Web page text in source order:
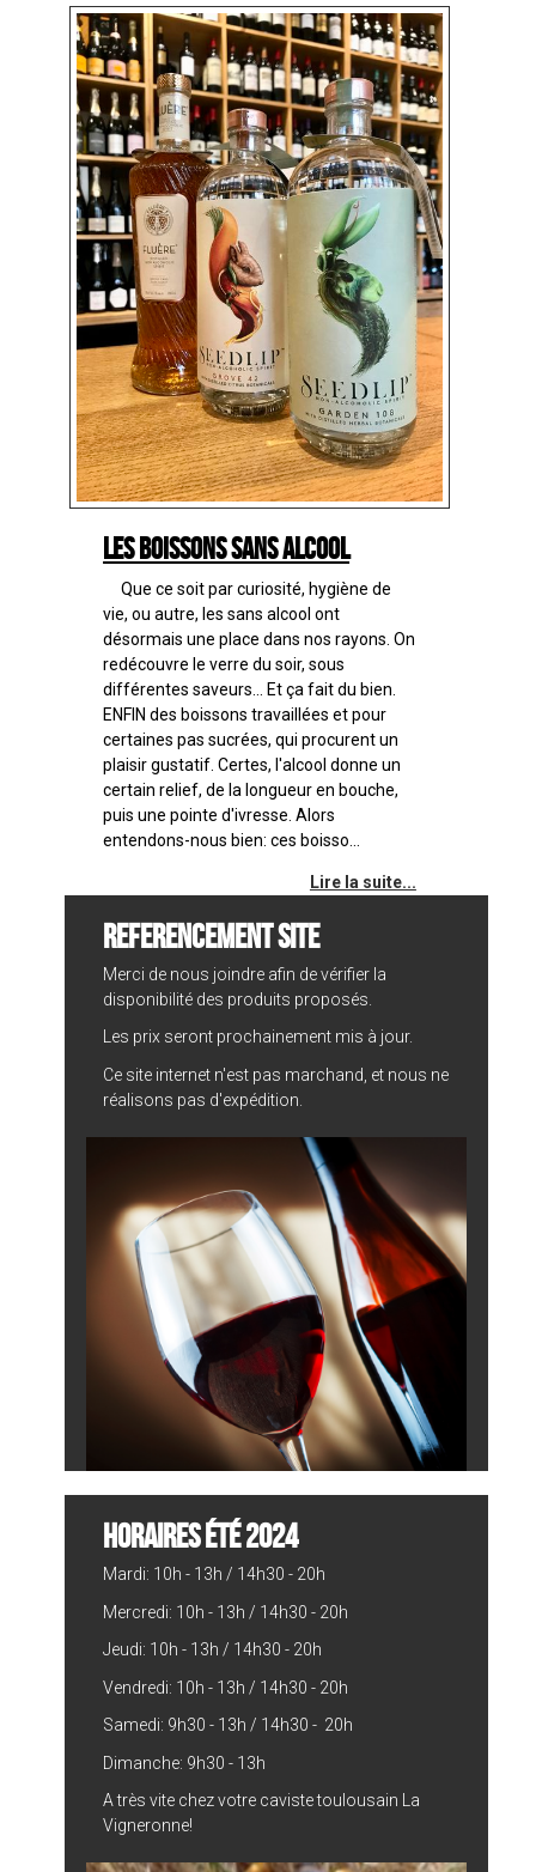
Les boissons sans alcool
Que ce soit par curiosité, hygiène de
vie, ou autre, les sans alcool ont
désormais une place dans nos rayons. On
redécouvre le verre du soir, sous
différentes saveurs... Et ça fait du bien.
ENFIN des boissons travaillées et pour
certaines pas sucrées, qui procurent un
plaisir gustatif. Certes, l'alcool donne un
certain relief, de la longueur en bouche,
puis une pointe d'ivresse. Alors
entendons-nous bien: ces boisso...
Lire la suite...
REFERENCEMENT SITE
Merci de nous joindre afin de vérifier la
disponibilité des produits proposés.
Les prix seront prochainement mis à jour.
Ce site internet n'est pas marchand, et nous ne
réalisons pas d'expédition.
HORAIRES ÉTÉ 2024
Mardi: 10h - 13h / 14h30 - 20h
Mercredi: 10h - 13h / 14h30 - 20h
Jeudi: 10h - 13h / 14h30 - 20h
Vendredi: 10h - 13h / 14h30 - 20h
Samedi: 9h30 - 13h / 14h30 - 20h
Dimanche: 9h30 - 13h
A très vite chez votre caviste toulousain La
Vigneronne!